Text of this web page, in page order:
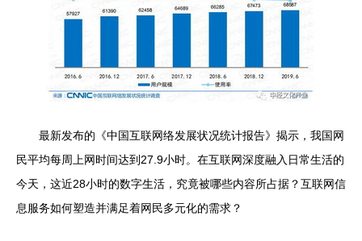
最新发布的《中国互联网络发展状况统计报告》揭示，我国网
民平均每周上网时间达到27.9小时。在互联网深度融入日常生活的
今天，这近28小时的数字生活，究竟被哪些内容所占据？互联网信
息服务如何塑造并满足着网民多元化的需求？